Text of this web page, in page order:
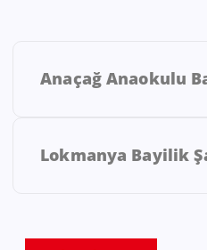
Anaçağ Anaokulu
Lokmanya Bayilik